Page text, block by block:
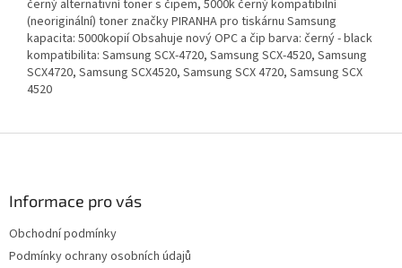
černý alternativní toner s čipem, 5000k černý kompatibilní
(neoriginální) toner značky PIRANHA pro tiskárnu Samsung
kapacita: 5000kopií Obsahuje nový OPC a čip barva: černý - black
kompatibilita: Samsung SCX-4720, Samsung SCX-4520, Samsung
SCX4720, Samsung SCX4520, Samsung SCX 4720, Samsung SCX
4520
Informace pro vás
Obchodní podmínky
Podmínky ochrany osobních údajů